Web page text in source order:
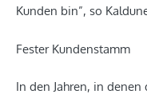
Kunden bin”, so
Fester Kundenstamm
In den Jahren, in